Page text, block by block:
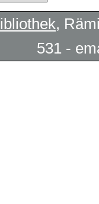
,
531 -